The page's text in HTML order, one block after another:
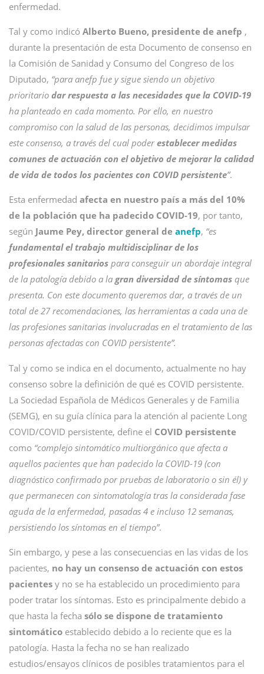
enfermedad.
Tal y como indicó Alberto Bueno, presidente de anefp ,
durante la presentación de esta Documento de consenso en
la Comisión de Sanidad y Consumo del Congreso de los
Diputado, “para anefp fue y sigue siendo un objetivo
prioritario dar respuesta a las necesidades que la COVID-19
ha planteado en cada momento. Por ello, en nuestro
compromiso con la salud de las personas, decidimos impulsar
este consenso, a través del cual poderestablecer medidas
comunes de actuación con el objetivo de mejorar la calidad
de vida de todos los pacientes con COVID persistente”.
Esta enfermedad afecta en nuestro país a más del 10%
de la población que ha padecido COVID-19, por tanto,
según Jaume Pey, director general de anefp, “es
fundamental el trabajo multidisciplinar de los
profesionales sanitarios para conseguir un abordaje integral
de la patología debido a la gran diversidad de síntomas que
presenta. Con este documento queremos dar, a través de un
total de 27 recomendaciones, las herramientas a cada una de
las profesiones sanitarias involucradas en el tratamiento de las
personas afectadas con COVID persistente”.
Tal y como se indica en el documento, actualmente no hay
consenso sobre la definición de qué es COVID persistente.
La Sociedad Española de Médicos Generales y de Familia
(SEMG), en su guía clínica para la atención al paciente Long
COVID/COVID persistente, define el COVID persistente
como “complejo sintomático multiorgánico que afecta a
aquellos pacientes que han padecido la COVID-19 (con
diagnóstico confirmado por pruebas de laboratorio o sin él) y
que permanecen con sintomatología tras la considerada fase
aguda de la enfermedad, pasadas 4 e incluso 12 semanas,
persistiendo los síntomas en el tiempo”.
Sin embargo, y pese a las consecuencias en las vidas de los
pacientes, no hay un consenso de actuación con estos
pacientes y no se ha establecido un procedimiento para
poder tratar los síntomas. Esto es principalmente debido a
que hasta la fecha sólo se dispone de tratamiento
sintomático establecido debido a lo reciente que es la
patología. Hasta la fecha no se han realizado
estudios/ensayos clínicos de posibles tratamientos para el